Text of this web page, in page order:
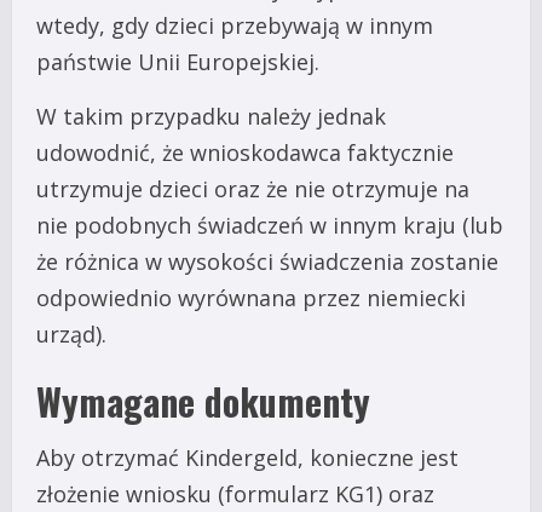
wtedy, gdy dzieci przebywają w innym
państwie Unii Europejskiej.
W takim przypadku należy jednak
udowodnić, że wnioskodawca faktycznie
utrzymuje dzieci oraz że nie otrzymuje na
nie podobnych świadczeń w innym kraju (lub
że różnica w wysokości świadczenia zostanie
odpowiednio wyrównana przez niemiecki
urząd).
Wymagane dokumenty
Aby otrzymać Kindergeld, konieczne jest
złożenie wniosku (formularz KG1) oraz